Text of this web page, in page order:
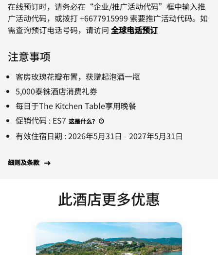
在线预订时，请务必在“企业/推广活动代码”框中输入推
广活动代码，或拨打 +6677915999 索要推广活动代码。如
需查询预订电话号码，请访问 全球电话预订
注意事项
客房玫瑰花瓣布置，获赠起泡酒一瓶
5,000泰铢酒店消费礼券
每日于The Kitchen Table享用晚餐
促销代码 : ES7 这是什么?
有效住宿日期 :2026年5月31日 - 2027年5月31日
细则及条款
此酒店更多优惠